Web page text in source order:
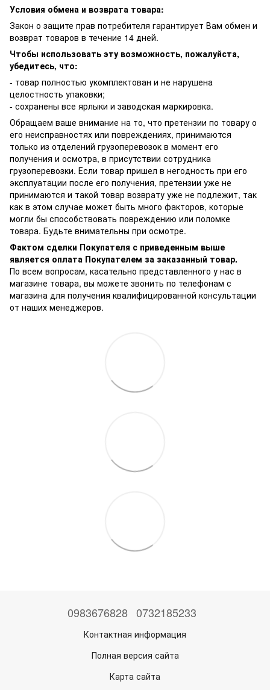
Условия обмена и возврата товара:
Закон о защите прав потребителя гарантирует Вам обмен и
возврат товаров в течение 14 дней.
Чтобы использовать эту возможность, пожалуйста,
убедитесь, что:
- товар полностью укомплектован и не нарушена
целостность упаковки;
- сохранены все ярлыки и заводская маркировка.
Обращаем ваше внимание на то, что претензии по товару о
его неисправностях или повреждениях, принимаются
только из отделений грузоперевозок в момент его
получения и осмотра, в присутствии сотрудника
грузоперевозки. Если товар пришел в негодность при его
эксплуатации после его получения, претензии уже не
принимаются и такой товар возврату уже не подлежит, так
как в этом случае может быть много факторов, которые
могли бы способствовать повреждению или поломке
товара. Будьте внимательны при осмотре.
Фактом сделки Покупателя с приведенным выше
является оплата Покупателем за заказанный товар.
По всем вопросам, касательно представленного у нас в
магазине товара, вы можете звонить по телефонам с
магазина для получения квалифицированной консультации
от наших менеджеров.
0983676828 0732185233
Контактная информация
Полная версия сайта
Карта сайта